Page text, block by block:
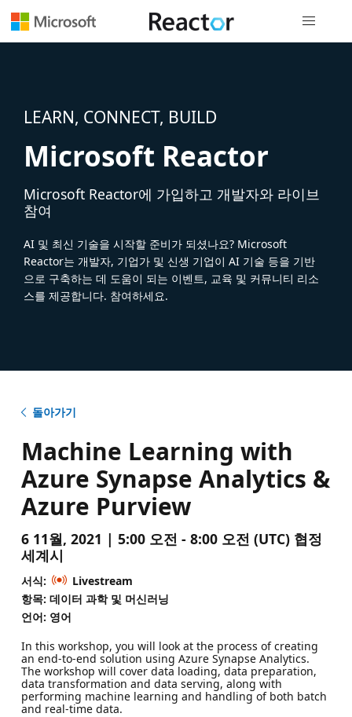
LEARN, CONNECT, BUILD
Microsoft Reactor
Microsoft Reactor에 가입하고 개발자와 라이브
참여
AI 및 최신 기술을 시작할 준비가 되셨나요? Microsoft
Reactor는 개발자, 기업가 및 신생 기업이 AI 기술 등을 기반
으로 구축하는 데 도움이 되는 이벤트, 교육 및 커뮤니티 리소
스를 제공합니다. 참여하세요.
돌아가기
Machine Learning with
Azure Synapse Analytics &
Azure Purview
6 11월, 2021 | 5:00 오전 - 8:00 오전 (UTC) 협정
세계시
서식:
Livestream
항목: 데이터 과학 및 머신러닝
언어: 영어
In this workshop, you will look at the process of creating
an end-to-end solution using Azure Synapse Analytics.
The workshop will cover data loading, data preparation,
data transformation and data serving, along with
performing machine learning and handling of both batch
and real-time data.